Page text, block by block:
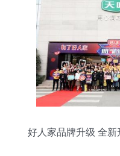
好人家品牌升级 全